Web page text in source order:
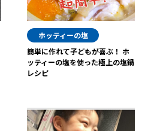
ホッティーの塩
簡単に作れて子どもが喜ぶ！ ホ
ッティーの塩を使った極上の塩鍋
レシピ